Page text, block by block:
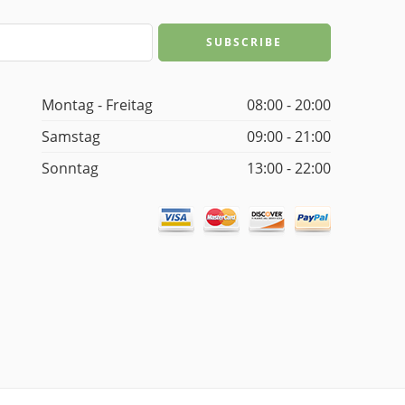
Montag - Freitag
08:00 - 20:00
Samstag
09:00 - 21:00
Sonntag
13:00 - 22:00